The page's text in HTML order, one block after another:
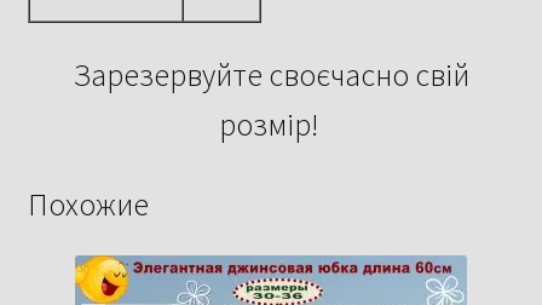
Зарезервуйте своєчасно свій
розмір!
Похожие